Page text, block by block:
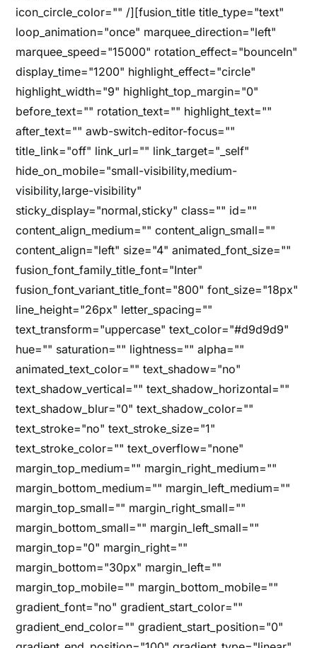
icon_circle_color="" /][fusion_title title_type="text"
loop_animation="once" marquee_direction="left"
marquee_speed="15000" rotation_effect="bounceIn"
display_time="1200" highlight_effect="circle"
highlight_width="9" highlight_top_margin="0"
before_text="" rotation_text="" highlight_text=""
after_text="" awb-switch-editor-focus=""
title_link="off" link_url="" link_target="_self"
hide_on_mobile="small-visibility,medium-
visibility,large-visibility"
sticky_display="normal,sticky" class="" id=""
content_align_medium="" content_align_small=""
content_align="left" size="4" animated_font_size=""
fusion_font_family_title_font="Inter"
fusion_font_variant_title_font="800" font_size="18px"
line_height="26px" letter_spacing=""
text_transform="uppercase" text_color="#d9d9d9"
hue="" saturation="" lightness="" alpha=""
animated_text_color="" text_shadow="no"
text_shadow_vertical="" text_shadow_horizontal=""
text_shadow_blur="0" text_shadow_color=""
text_stroke="no" text_stroke_size="1"
text_stroke_color="" text_overflow="none"
margin_top_medium="" margin_right_medium=""
margin_bottom_medium="" margin_left_medium=""
margin_top_small="" margin_right_small=""
margin_bottom_small="" margin_left_small=""
margin_top="0" margin_right=""
margin_bottom="30px" margin_left=""
margin_top_mobile="" margin_bottom_mobile=""
gradient_font="no" gradient_start_color=""
gradient_end_color="" gradient_start_position="0"